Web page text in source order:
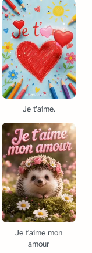
Je t’aime.
Je t'aime mon
amour